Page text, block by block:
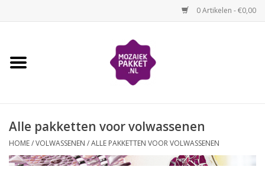
0 Artikelen - €0,00
Home
Volwassenen
Losse mozaïekmaterialen
Alle pakketten voor volwassenen
HOME/VOLWASSENEN /ALLE PAKKETTEN VOOR VOLWASSENEN